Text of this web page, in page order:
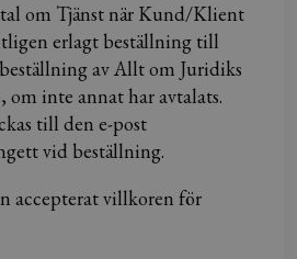
om Tjänst när Kund/Klient
erlagt beställning till
av Allt om Juridiks
om inte annat har avtalats.
till den e-post
vid beställning.
accepterat villkoren för